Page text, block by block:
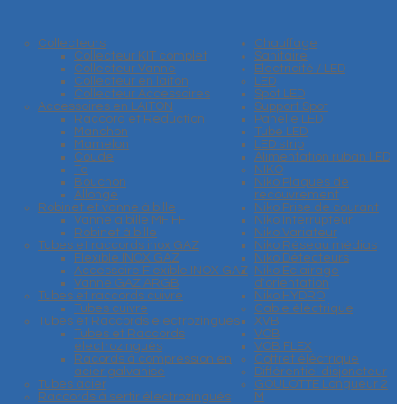
Collecteurs
Collecteur KIT complet
Collecteur Vanne
Collecteur en laiton
Collecteur Accessoires
Accessoires en LAITON
Raccord et Reduction
Manchon
Mamelon
Coude
Te
Bouchon
Allonge
Robinet et vanne à bille
Vanne à bille MF FF
Robinet à bille
Tubes et raccords inox GAZ
Flexible INOX GAZ
Accessoire Flexible INOX GAZ
Vanne GAZ ARGB
Tubes et raccords cuivre
Tubes cuivre
Tubes et Raccords électrozingués
Tubes et Raccords
électrozingués
Racords à compression en
acier galvanisé
Tubes acier
Raccords à sertir électrozingués
Chauffage
Sanitaire
Electricité / LED
LED
Spot LED
Support Spot
Panelle LED
Tube LED
LED strip
Alimentation ruban LED
NIKO
Niko Plaques de
recouvrement
Niko Prise de courant
Niko Interrupteur
Niko Variateur
Niko Réseau médias
Niko Détecteurs
Niko Eclairage
d'orientation
Niko HYDRO
Cable éléctrique
XVB
VOB
VOB FLEX
Coffret éléctrique
Différentiel disjoncteur
GOULOTTE Longueur 2
M